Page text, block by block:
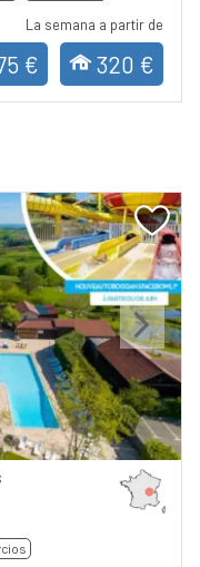
La semana a partir de
€ 320 €
Next